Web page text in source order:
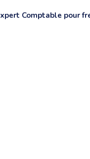
Comptable pour